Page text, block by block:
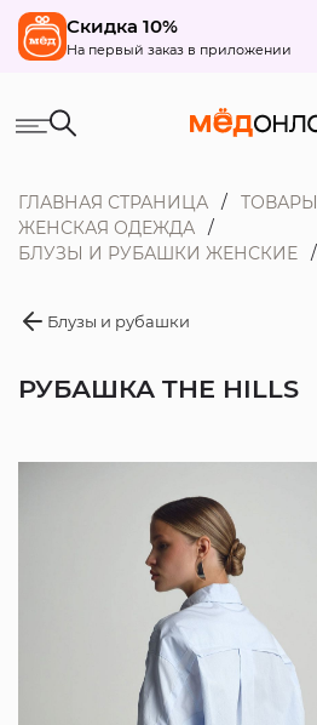
Скидка 10%
На первый заказ в приложении
ГЛАВНАЯ СТРАНИЦА ТОВАРЫ
ЖЕНСКАЯ ОДЕЖДА
БЛУЗЫ И РУБАШКИ ЖЕНСКИЕ
Блузы и рубашки
РУБАШКА THE HILLS